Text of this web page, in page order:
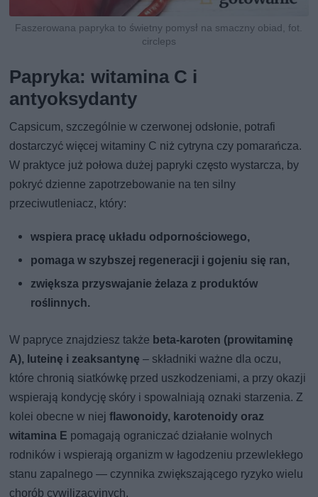
Faszerowana papryka to świetny pomysł na smaczny obiad, fot.
circleps
Papryka: witamina C i
antyoksydanty
Capsicum, szczególnie w czerwonej odsłonie, potrafi
dostarczyć więcej witaminy C niż cytryna czy pomarańcza.
W praktyce już połowa dużej papryki często wystarcza, by
pokryć dzienne zapotrzebowanie na ten silny
przeciwutleniacz, który:
wspiera pracę układu odpornościowego,
pomaga w szybszej regeneracji i gojeniu się ran,
zwiększa przyswajanie żelaza z produktów
roślinnych.
W papryce znajdziesz także beta-karoten (prowitaminę
A), luteinę i zeaksantynę – składniki ważne dla oczu,
które chronią siatkówkę przed uszkodzeniami, a przy okazji
wspierają kondycję skóry i spowalniają oznaki starzenia. Z
kolei obecne w niejflawonoidy, karotenoidy oraz
witamina E pomagają ograniczać działanie wolnych
rodników i wspierają organizm w łagodzeniu przewlekłego
stanu zapalnego — czynnika zwiększającego ryzyko wielu
chorób cywilizacyjnych.